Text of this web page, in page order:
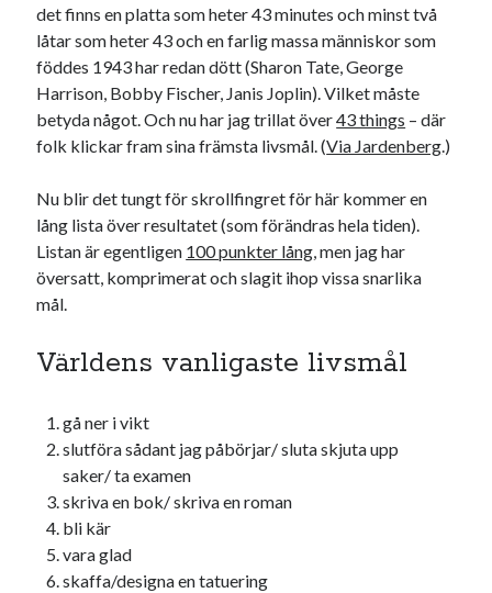
#blogg100 allmänbildning barn
barnen basket bil corona
död England fest film
historia hotell jobb
Julkalenderfacit Julkalendern
julkalendern 2021 Julkalendern 2024 konst
kåseri Lund mat minne
minnen
radio
sommar språk språkpolis
Stockholm svenska
USA
det finns en platta som heter 43 minutes och minst två
låtar som heter 43 och en farlig massa människor som
föddes 1943 har redan dött (Sharon Tate, George
Harrison, Bobby Fischer, Janis Joplin). Vilket måste
betyda något. Och nu har jag trillat över43 things – där
folk klickar fram sina främsta livsmål. (Via Jardenberg.)
Nu blir det tungt för skrollfingret för här kommer en
lång lista över resultatet (som förändras hela tiden).
Listan är egentligen 100 punkter lång, men jag har
översatt, komprimerat och slagit ihop vissa snarlika
mål.
Världens vanligaste livsmål
gå ner i vikt
slutföra sådant jag påbörjar/ sluta skjuta upp
saker/ ta examen
skriva en bok/ skriva en roman
bli kär
vara glad
skaffa/designa en tatuering